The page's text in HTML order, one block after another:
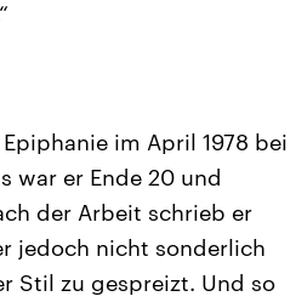
im April 1978 bei
war er Ende 20 und
der Arbeit schrieb er
jedoch nicht sonderlich
Stil zu gespreizt. Und so